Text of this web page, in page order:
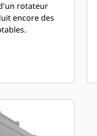
rotateur
encore des